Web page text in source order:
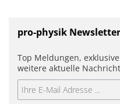
pro-physik
Top Meldungen,
weitere aktuelle